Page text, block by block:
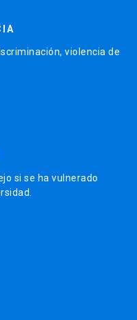
violencia de
si se ha vulnerado